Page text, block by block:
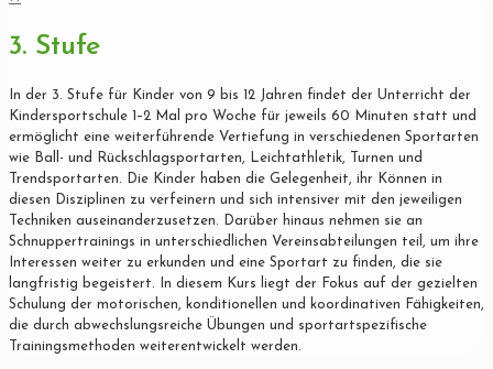
3. Stufe
In der 3. Stufe für Kinder von 9 bis 12 Jahren findet der Unterricht der
Kindersportschule 1–2 Mal pro Woche für jeweils 60 Minuten statt und
ermöglicht eine weiterführende Vertiefung in verschiedenen Sportarten
wie Ball- und Rückschlagsportarten, Leichtathletik, Turnen und
Trendsportarten. Die Kinder haben die Gelegenheit, ihr Können in
diesen Disziplinen zu verfeinern und sich intensiver mit den jeweiligen
Techniken auseinanderzusetzen. Darüber hinaus nehmen sie an
Schnuppertrainings in unterschiedlichen Vereinsabteilungen teil, um ihre
Interessen weiter zu erkunden und eine Sportart zu finden, die sie
langfristig begeistert. In diesem Kurs liegt der Fokus auf der gezielten
Schulung der motorischen, konditionellen und koordinativen Fähigkeiten,
die durch abwechslungsreiche Übungen und sportartspezifische
Trainingsmethoden weiterentwickelt werden.